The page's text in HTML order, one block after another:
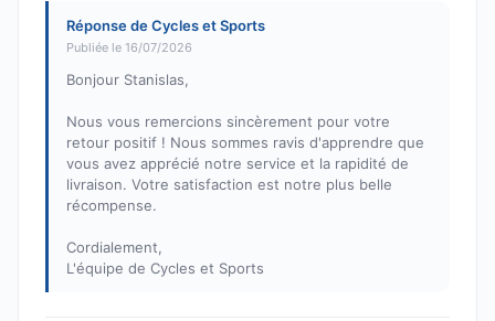
Réponse de Cycles et Sports
Publiée le 16/07/2026
Bonjour Stanislas,
Nous vous remercions sincèrement pour votre
retour positif ! Nous sommes ravis d'apprendre que
vous avez apprécié notre service et la rapidité de
livraison. Votre satisfaction est notre plus belle
récompense.
Cordialement,
L'équipe de Cycles et Sports